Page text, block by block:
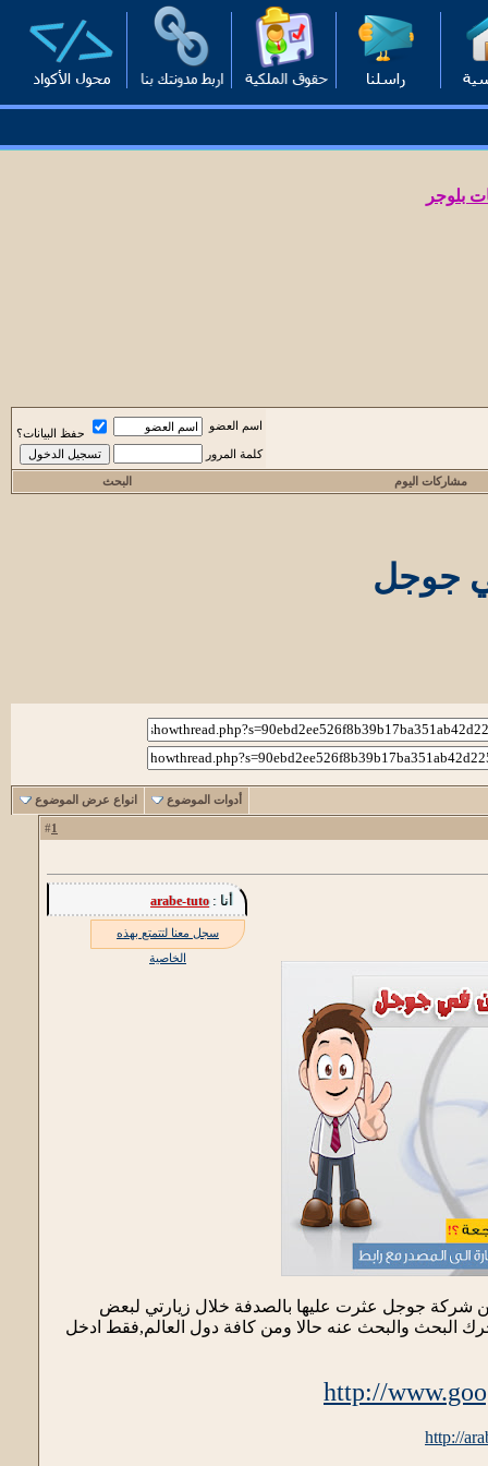
بلوجر
اسم العضو
حفظ البيانات؟
كلمة المرور
مشاركات اليوم البحث
جوجل
أدوات الموضوع انواع عرض الموضوع
1
أنا :arabe-tuto
سجل معنا لتتمتع بهذه
الخاصية
شركة جوجل عثرت عليها بالصدفة خلال زيارتي لبعض
البحث والبحث عنه حالا ومن كافة دول العالم,فقط ادخل
http://
http://